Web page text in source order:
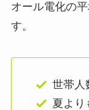
オール電化の
す。
世帯人
夏より